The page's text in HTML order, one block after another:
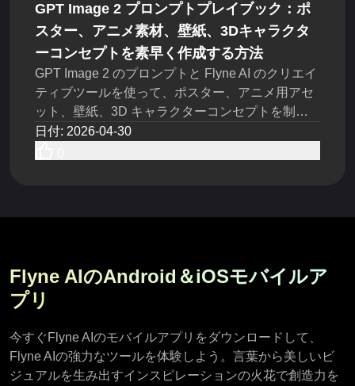
GPT Image 2 プロンプトプレイブック：ポ
スター、アニメ素材、壁紙、3Dキャラクタ
ーコンセプトを素早く作成する方法
GPT Image 2 のプロンプトと Flyne AI のクリエイ
ティブツールを使って、ポスター、アニメ用アセ
ット、壁紙、3D キャラクターコンセプトを制作
しましょう。
日付: 2026-04-30
Flyne AIのAndroid＆iOSモバイルア
プリ
今すぐFlyne AIのモバイルアプリをダウンロードして、
Flyne AIの強力なツールを体験しよう。言葉から美しいビ
ジュアルを生み出すインスピレーションの火花で創造力を